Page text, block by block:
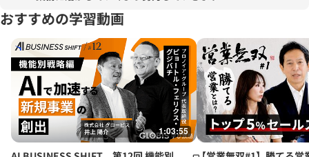
おすすめの学習動画
1:03:55